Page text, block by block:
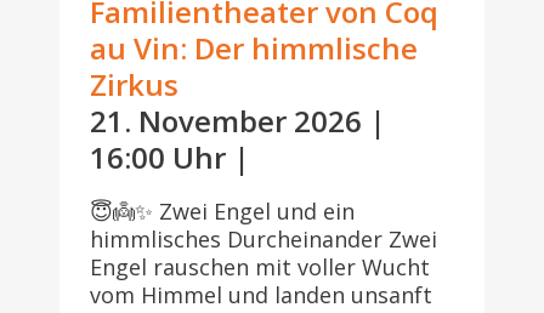
Familientheater von Coq
au Vin: Der himmlische
Zirkus
21. November 2026 |
16:00 Uhr |
😇👼✨ Zwei Engel und ein
himmlisches Durcheinander Zwei
Engel rauschen mit voller Wucht
vom Himmel und landen unsanft